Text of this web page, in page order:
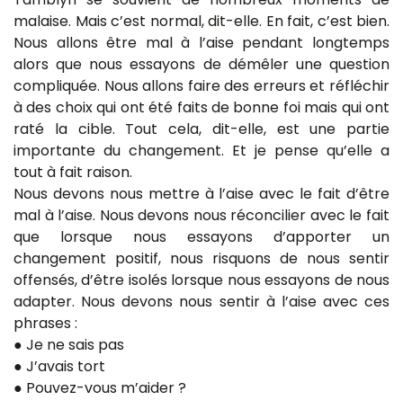
malaise. Mais c’est normal, dit-elle. En fait, c’est bien.
Nous allons être mal à l’aise pendant longtemps
alors que nous essayons de démêler une question
compliquée. Nous allons faire des erreurs et réfléchir
à des choix qui ont été faits de bonne foi mais qui ont
raté la cible. Tout cela, dit-elle, est une partie
importante du changement. Et je pense qu’elle a
tout à fait raison.
Nous devons nous mettre à l’aise avec le fait d’être
mal à l’aise. Nous devons nous réconcilier avec le fait
que lorsque nous essayons d’apporter un
changement positif, nous risquons de nous sentir
offensés, d’être isolés lorsque nous essayons de nous
adapter. Nous devons nous sentir à l’aise avec ces
phrases :
● Je ne sais pas
● J’avais tort
● Pouvez-vous m’aider ?